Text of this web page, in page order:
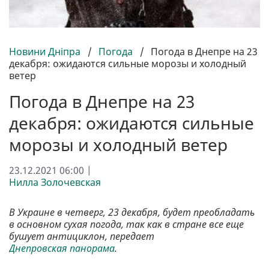
Новини Дніпра / Погода / Погода в Днепре на 23
декабря: ожидаются сильные морозы и холодный
ветер
Погода в Днепре на 23
декабря: ожидаются сильные
морозы и холодный ветер
23.12.2021 06:00 |
Нилла Золочевская
В Украине в четверг, 23 декабря, будет преобладать
в основном сухая погода, так как в стране все еще
бушует антициклон, передает
Днепровская панорама.